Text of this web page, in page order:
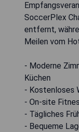
SoccerPlex
entfernt,
Meilen vom
- Moderne
Küchen
- Kostenloses
- On-site
- Tägliches
- Bequeme